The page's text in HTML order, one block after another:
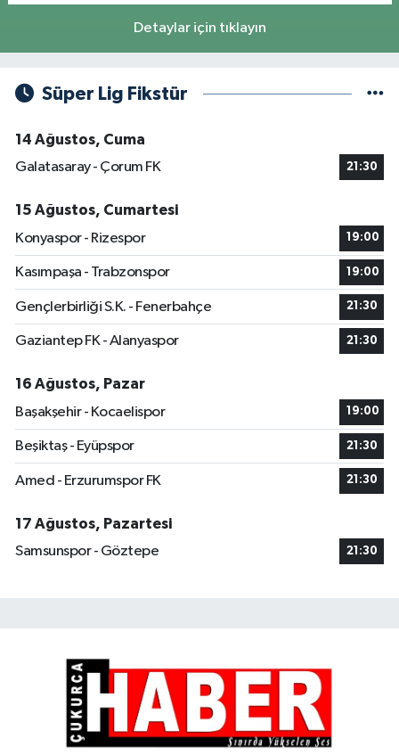
Detaylar için tıklayın
Süper Lig Fikstür
14 Ağustos, Cuma
Galatasaray - Çorum FK
21:30
15 Ağustos, Cumartesi
Konyaspor - Rizespor
19:00
Kasımpaşa - Trabzonspor 19:00
Gençlerbirliği S.K. - Fenerbahçe 21:30
Gaziantep FK - Alanyaspor 21:30
16 Ağustos, Pazar
Başakşehir - Kocaelispor
19:00
Beşiktaş - Eyüpspor 21:30
Amed - Erzurumspor FK 21:30
17 Ağustos, Pazartesi
Samsunspor - Göztepe
21:30